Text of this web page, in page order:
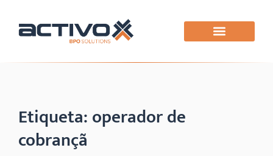
Etiqueta: operador de
cobrançã